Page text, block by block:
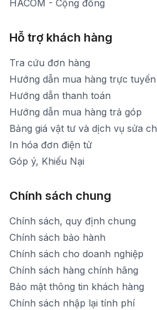
HACOM - Cộng đồng
Hỗ trợ khách hàng
Tra cứu đơn hàng
Hướng dẫn mua hàng trực tuyến
Hướng dẫn thanh toán
Hướng dẫn mua hàng trả góp
Bảng giá vật tư và dịch vụ sửa
In hóa đơn điện tử
Góp ý, Khiếu Nại
Chính sách chung
Chính sách, quy định chung
Chính sách bảo hành
Chính sách cho doanh nghiệp
Chính sách hàng chính hãng
Bảo mật thông tin khách hàng
Chính sách nhập lại tính phí